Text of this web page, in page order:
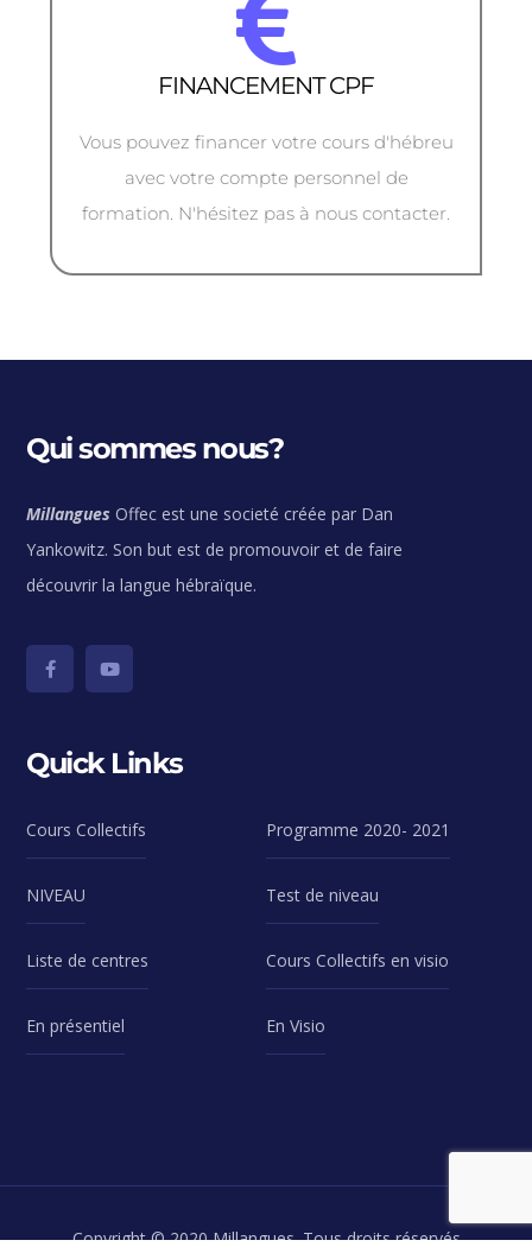
FINANCEMENT CPF
Vous pouvez financer votre cours d'hébreu
avec votre compte personnel de
formation. N'hésitez pas à nous contacter.
Qui sommes nous?
Millangues Offec est une societé créée par Dan
Yankowitz. Son but est de promouvoir et de faire
découvrir la langue hébraïque.
Quick Links
Cours Collectifs Programme 2020- 2021
NIVEAU Test de niveau
Liste de centres Cours Collectifs en visio
En présentiel En Visio
Copyright © 2020 Millangues. Tous droits réservés